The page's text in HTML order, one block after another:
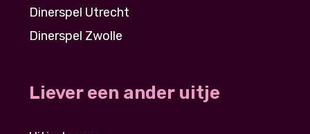
Dinerspel Utrecht
Dinerspel Zwolle
Liever een ander uitje